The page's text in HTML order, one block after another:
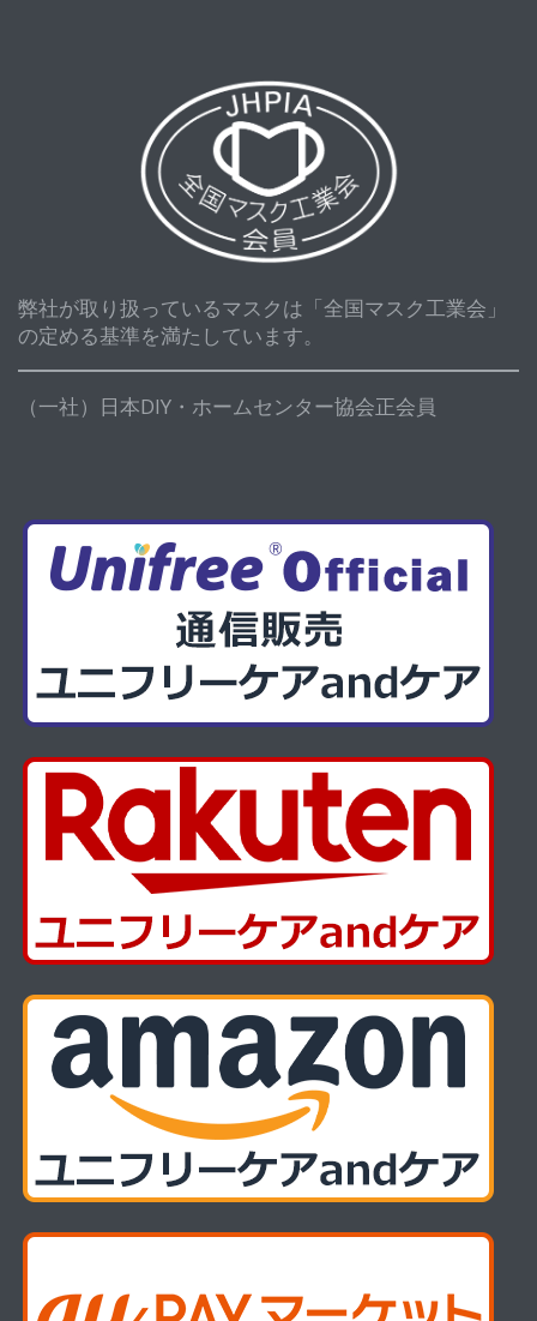
弊社が取り扱っているマスクは「全国マスク工業会」
の定める基準を満たしています。
（一社）日本DIY・ホームセンター協会正会員